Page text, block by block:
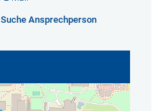
Suche Ansprechperson